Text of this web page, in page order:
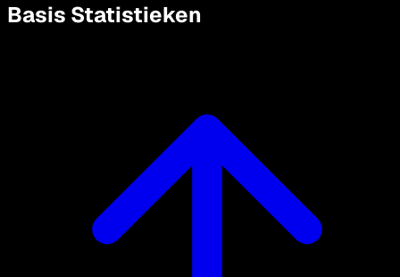
Basis Statistieken